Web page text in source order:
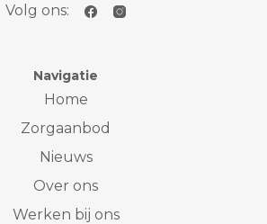
Volg ons:
Navigatie
Home
Zorgaanbod
Nieuws
Over ons
Werken bij ons